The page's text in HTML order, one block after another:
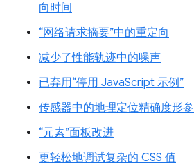
向时间
“网络请求摘要”中的重定向
减少了性能轨迹中的噪声
已弃用“停用 JavaScript 示例”
传感器中的地理定位精确度形参
“元素”面板改进
更轻松地调试复杂的 CSS 值